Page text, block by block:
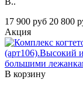
17 900 руб 20 800
Акция
В корзину